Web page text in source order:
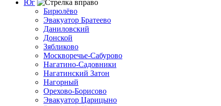
Юг
Бирюлёво
Эвакуатор Братеево
Даниловский
Донской
Зябликово
Москворечье-Сабурово
Нагатино-Садовники
Нагатинский Затон
Нагорный
Орехово-Борисово
Эвакуатор Царицыно